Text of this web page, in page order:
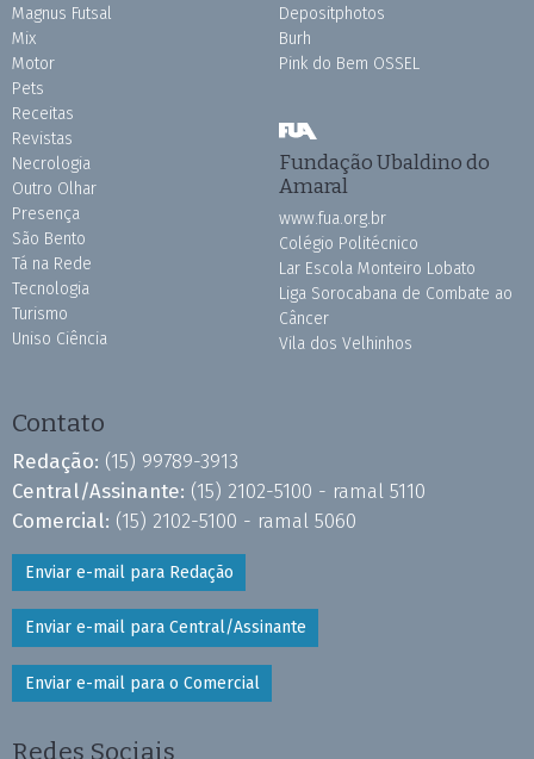
Magnus Futsal
Mix
Motor
Pets
Receitas
Revistas
Necrologia
Outro Olhar
Presença
São Bento
Tá na Rede
Tecnologia
Turismo
Uniso Ciência
Depositphotos
Burh
Pink do Bem OSSEL
Fundação Ubaldino do
Amaral
www.fua.org.br
Colégio Politécnico
Lar Escola Monteiro Lobato
Liga Sorocabana de Combate ao
Câncer
Vila dos Velhinhos
Contato
Redação: (15) 99789-3913
Central/Assinante: (15) 2102-5100 - ramal 5110
Comercial: (15) 2102-5100 - ramal 5060
Enviar e-mail para Redação
Enviar e-mail para Central/Assinante
Enviar e-mail para o Comercial
Redes Sociais